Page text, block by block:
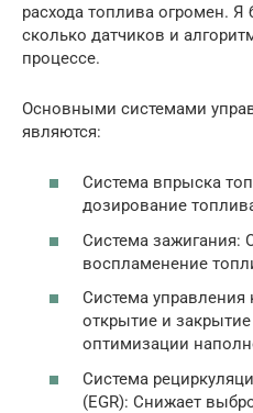
расхода топлива огромен.
сколько датчиков и
процессе.
Основными системами
являются:
Система впрыска
дозирование
Система зажигания:
воспламенение
Система управления
открытие и
оптимизации
Система
(EGR): Снижает